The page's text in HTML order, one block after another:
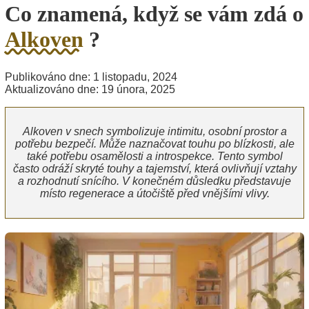
Co znamená, když se vám zdá o
Alkoven ?
Publikováno dne: 1 listopadu, 2024
Aktualizováno dne: 19 února, 2025
Alkoven v snech symbolizuje intimitu, osobní prostor a
potřebu bezpečí. Může naznačovat touhu po blízkosti, ale
také potřebu osamělosti a introspekce. Tento symbol
často odráží skryté touhy a tajemství, která ovlivňují vztahy
a rozhodnutí snícího. V konečném důsledku představuje
místo regenerace a útočiště před vnějšími vlivy.